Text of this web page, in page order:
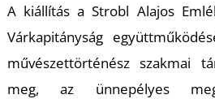
A kiállítás a Strobl Alajos
Várkapitányság
művészettörténész szakmai
meg, az ünnepélyes